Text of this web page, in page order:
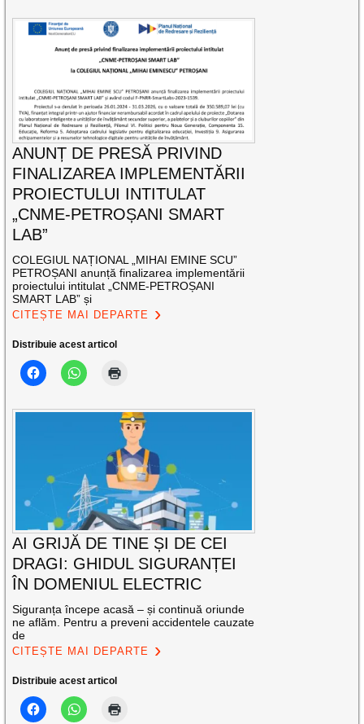
ANUNȚ DE PRESĂ PRIVIND
FINALIZAREA IMPLEMENTĂRII
PROIECTULUI INTITULAT
„CNME-PETROȘANI SMART
LAB”
COLEGIUL NAȚIONAL „MIHAI EMINE SCU”
PETROȘANI anunță finalizarea implementării
proiectului intitulat „CNME-PETROȘANI
SMART LAB” și
CITEȘTE MAI DEPARTE
Distribuie acest articol
AI GRIJĂ DE TINE ȘI DE CEI
DRAGI: GHIDUL SIGURANȚEI
ÎN DOMENIUL ELECTRIC
Siguranța începe acasă – și continuă oriunde
ne aflăm. Pentru a preveni accidentele cauzate
de
CITEȘTE MAI DEPARTE
Distribuie acest articol